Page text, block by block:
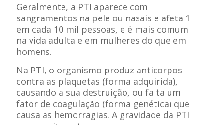
Geralmente, a PTI aparece com
sangramentos na pele ou nasais e afeta 1
em cada 10 mil pessoas, e é mais comum
na vida adulta e em mulheres do que em
homens.
Na PTI, o organismo produz anticorpos
contra as plaquetas (forma adquirida),
causando a sua destruição, ou falta um
fator de coagulação (forma genética) que
causa as hemorragias. A gravidade da PTI